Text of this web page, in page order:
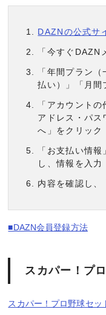
DAZNの公式サ
「今すぐDAZN
「年間プラン
払い）」「月間
「アカウント
アドレス・パス
へ」をクリック
「お支払い情
し、情報を入力
内容を確認し、
■DAZN会員登録方法
スカパー！プ
スカパー！プロ野球セッ